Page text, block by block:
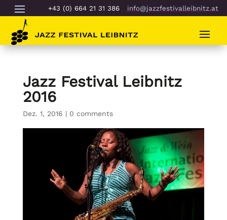
+43 (0) 664 21 31 386 info@jazzfestivalleibnitz.at
Jazz Festival Leibnitz
2016
Dez. 1, 2016 | 0 comments